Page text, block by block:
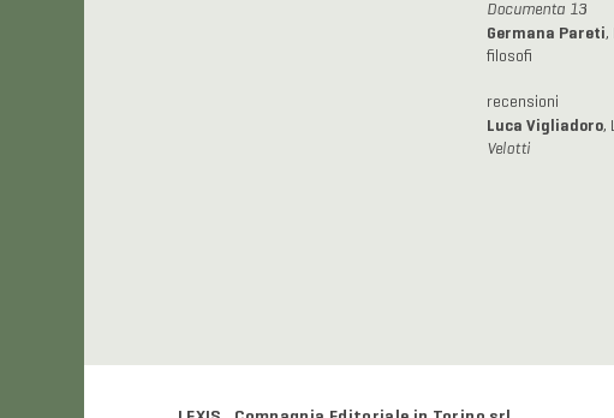
Documenta 13
Germana Pareti,
filosofi
recensioni
Luca Vigliadoro,
Velotti